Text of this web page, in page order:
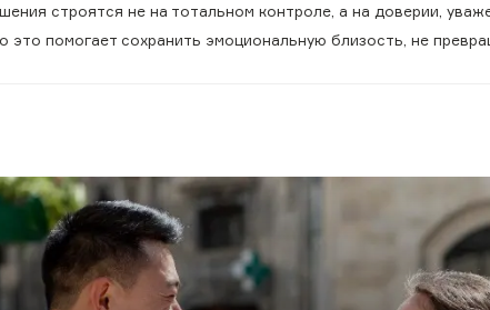
строятся не на тотальном контроле, а на доверии,
это помогает сохранить эмоциональную близость, не